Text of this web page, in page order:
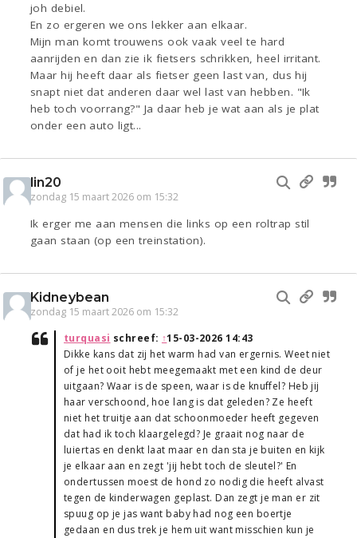
joh debiel.
En zo ergeren we ons lekker aan elkaar.
Mijn man komt trouwens ook vaak veel te hard
aanrijden en dan zie ik fietsers schrikken, heel irritant.
Maar hij heeft daar als fietser geen last van, dus hij
snapt niet dat anderen daar wel last van hebben. "Ik
heb toch voorrang?" Ja daar heb je wat aan als je plat
onder een auto ligt...
lin20
zondag 15 maart 2026 om 15:32
Ik erger me aan mensen die links op een roltrap stil
gaan staan (op een treinstation).
Kidneybean
zondag 15 maart 2026 om 15:32
turquasi schreef: ↑15-03-2026 14:43
Dikke kans dat zij het warm had van ergernis. Weet niet
of je het ooit hebt meegemaakt met een kind de deur
uitgaan? Waar is de speen, waar is de knuffel? Heb jij
haar verschoond, hoe lang is dat geleden? Ze heeft
niet het truitje aan dat schoonmoeder heeft gegeven
dat had ik toch klaargelegd? Je graait nog naar de
luiertas en denkt laat maar en dan sta je buiten en kijk
je elkaar aan en zegt 'jij hebt toch de sleutel?' En
ondertussen moest de hond zo nodig die heeft alvast
tegen de kinderwagen geplast. Dan zegt je man er zit
spuug op je jas want baby had nog een boertje
gedaan en dus trek je hem uit want misschien kun je